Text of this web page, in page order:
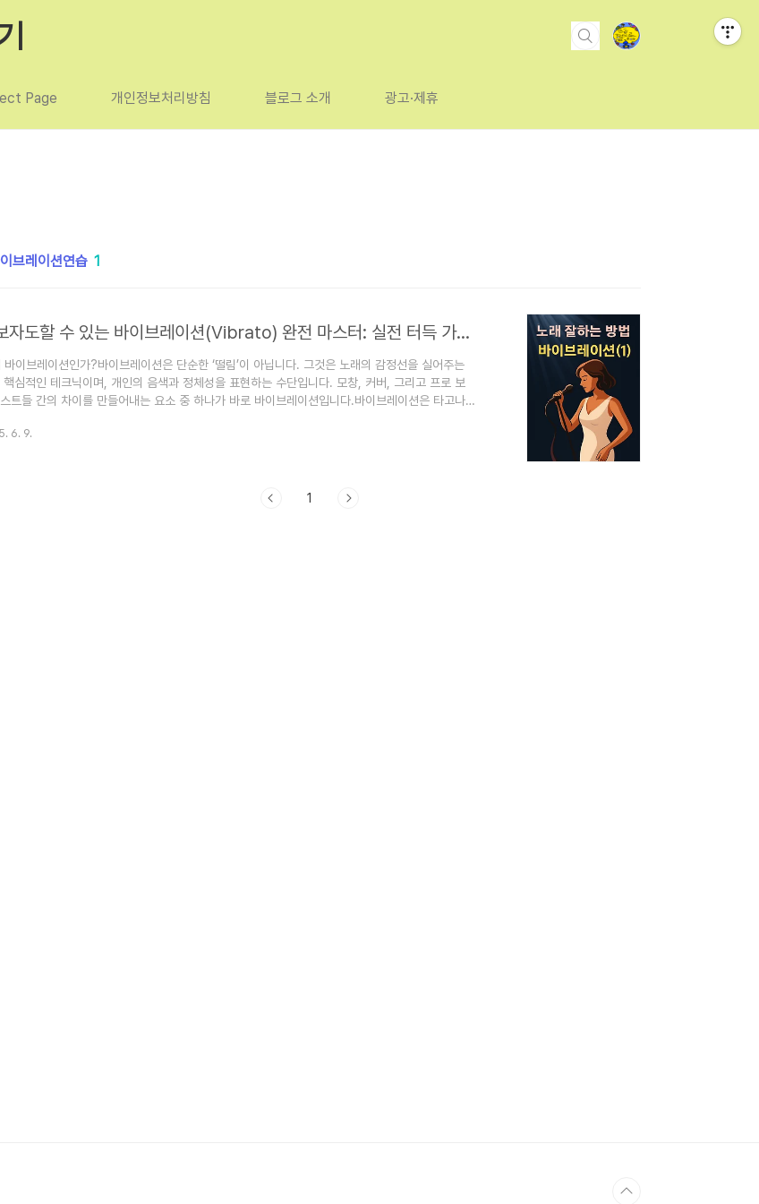
Page 개인정보처리방침 블로그 소개 광고·제휴
브레이션연습 1
초보자도할 수 있는 바이브레이션(Vibrato) 완전 마스터: 실전 터득 가이드
바이브레이션인가?바이브레이션은 단순한 ‘떨림’이 아닙니다. 그것은 노래의 감정선을 실어주는
핵심적인 테크닉이며, 개인의 음색과 정체성을 표현하는 수단입니다. 모창, 커버, 그리고 프로 보
트들 간의 차이를 만들어내는 요소 중 하나가 바로 바이브레이션입니다.바이브레이션은 타고나
레이션의 정의음의 높낮이(pitch) 또는 음량(volume)이 규칙적으로 진동하는 현상.일반적으로
6. 9.
1